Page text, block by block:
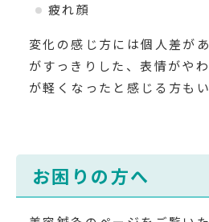
疲れ顔
変化の感じ方には個人差が
がすっきりした、表情がや
が軽くなったと感じる方も
お困りの方へ